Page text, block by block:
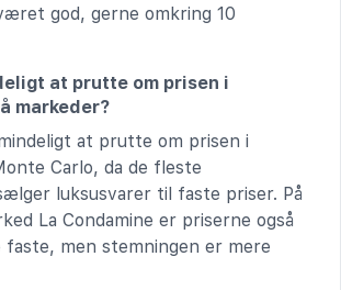
god, gerne omkring 10
at prutte om prisen i
markeder?
at prutte om prisen i
Carlo, da de fleste
luksusvarer til faste priser. På
La Condamine er priserne også
men stemningen er mere